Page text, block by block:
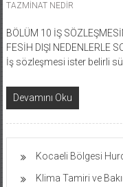
TAZMİNAT NEDİR
BÖLÜM 10 İŞ
FESİH DIŞI NEDENLERLE
İş sözleşmesi ister belirli
Devamını Oku
Kocaeli Bölgesi
Klima Tamiri ve